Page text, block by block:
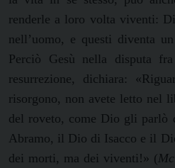
renderle a loro volta viventi:
nell’uomo, e questi diventa
Perciò Gesù nella disputa
resurrezione, dichiara:
risorgono, non avete letto nel
del roveto, come Dio gli parlò
Abramo, il Dio di Isacco e il
dei morti, ma dei viventi!» ( Mc